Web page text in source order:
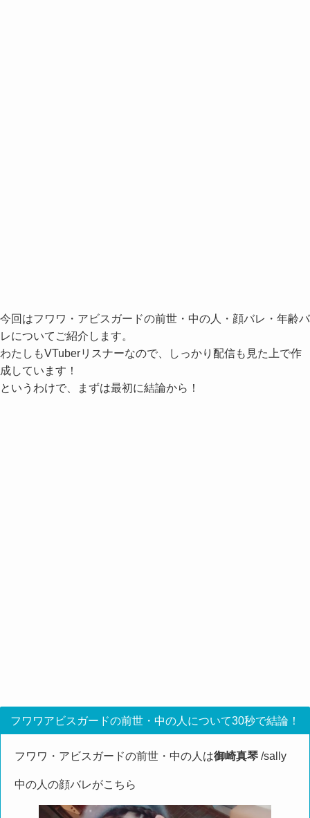
今回はフワワ・アビスガードの前世・中の人・顔バレ・年齢バ
レについてご紹介します。
わたしもVTuberリスナーなので、しっかり配信も見た上で作
成しています！
というわけで、まずは最初に結論から！
フワワアビスガードの前世・中の人について30秒で結論！
フワワ・アビスガードの前世・中の人は御崎真琴 /sally
中の人の顔バレがこちら